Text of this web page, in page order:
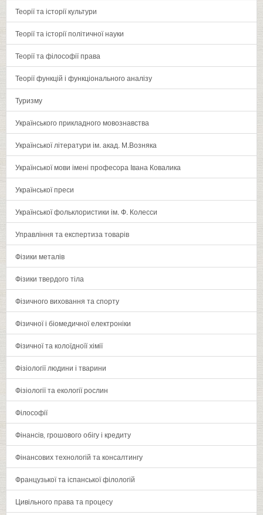
Теорії та історії культури
Теорії та історії політичної науки
Теорії та філософії права
Теорії функцій і функціонального аналізу
Туризму
Українського прикладного мовознавства
Української літератури ім. акад. М.Возняка
Української мови імені професора Івана Ковалика
Української преси
Української фольклористики ім. Ф. Колесси
Управління та експертиза товарів
Фізики металів
Фізики твердого тіла
Фізичного виховання та спорту
Фізичної і біомедичної електроніки
Фізичної та колоїдноїї хімії
Фізіології людини і тварини
Фізіології та екології рослин
Філософії
Фінансів‚ грошового обігу і кредиту
Фінансових технологій та консалтингу
Французької та іспанської філологій
Цивільного права та процесу